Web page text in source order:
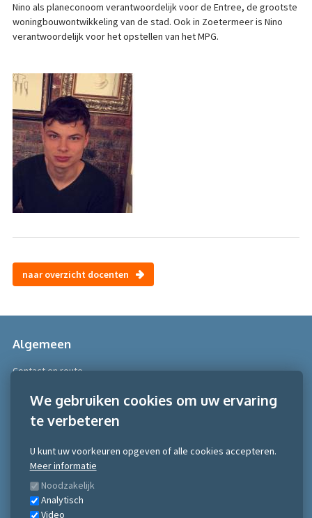
Nino als planeconoom verantwoordelijk voor de Entree, de grootste
woningbouwontwikkeling van de stad. Ook in Zoetermeer is Nino
verantwoordelijk voor het opstellen van het MPG.
naar overzicht docenten
Algemeen
Contact en route
Meer informatie
Algemene voorwaarden
Algemene voorwaarden NRTO consumentenmarkt
Gedragscode NRTO
Privacy Statement
We gebruiken cookies om uw ervaring
te verbeteren
U kunt uw voorkeuren opgeven of alle cookies accepteren.
Meer informatie
Noodzakelijk
Analytisch
Video